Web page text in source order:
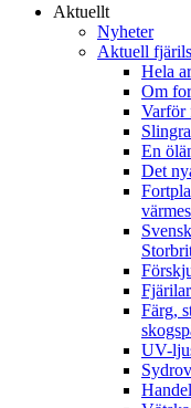
Aktuellt
Nyheter
Aktuell
Hela
Om
Varför
En
Det
Färg,
UV-